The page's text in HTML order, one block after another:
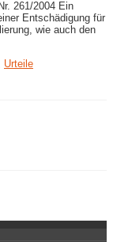
261/2004 Ein
Entschädigung für
wie auch den
Urteile